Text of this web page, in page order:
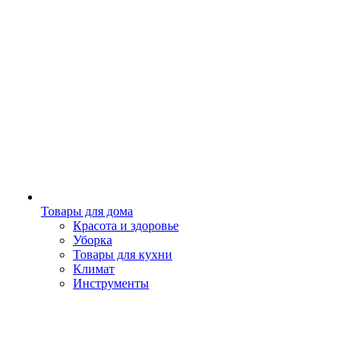
Товары для дома
Красота и здоровье
Уборка
Товары для кухни
Климат
Инструменты